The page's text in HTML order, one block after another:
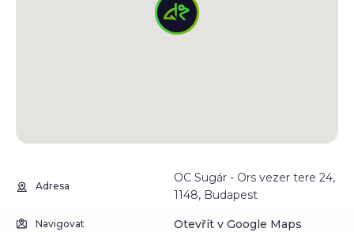
Adresa
OC Sugár - Ors vezer tere 24,
1148, Budapest
Navigovat Otevřít v Google Maps